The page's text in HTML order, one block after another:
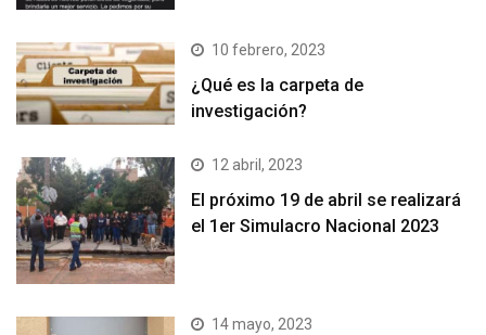
10 febrero, 2023
¿Qué es la carpeta de
investigación?
12 abril, 2023
El próximo 19 de abril se realizará
el 1er Simulacro Nacional 2023
14 mayo, 2023